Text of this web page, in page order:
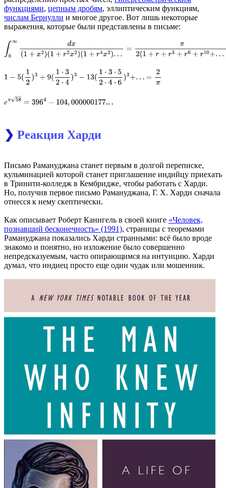
функциями, цепным дробям, эллиптическим функциям,
числам Бернулли и многое другое. Вот лишь некоторые
выражения, которые были представлены в письме:
❯ Реакция Харди
Письмо Рамануджана станет первым в долгой переписке,
кульминацией которой станет приглашение индийцу приехать
в Тринити-колледж в Кембридже, чтобы работать с Харди.
Но, получив первое письмо Рамануджана, Г. Х. Харди сначала
отнесся к нему скептически.
Как описывает Роберт Канигель в своей книге «Человек,
познавший бесконечность» (1991), страницы с теоремами
Рамануджана показались Харди странными: всё было вроде
знакомо и понятно, но изложение было совершенно
непредсказуемым, часто опирающимся на интуицию. Харди
думал, что индиец просто еще один чудак или мошенник.